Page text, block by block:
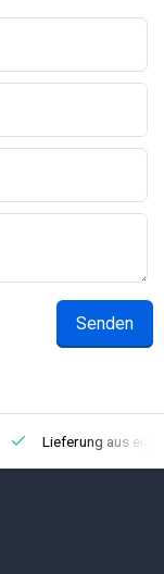
Senden
Lieferung aus